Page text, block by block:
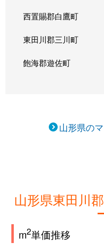
西置賜郡白鷹町
東田川郡三川町
飽海郡遊佐町
山形県の
山形県東田川
m2単価推移